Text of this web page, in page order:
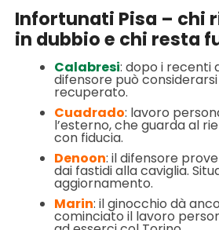
Infortunati Pisa – chi
in dubbio e chi resta
Calabresi: dopo i recenti
difensore può
recuperato.
Cuadrado: lavoro
l’esterno, che guarda al
con fiducia.
Denoon: il difensore
dai fastidi alla caviglia.
aggiornamento.
Marin: il ginocchio dà
cominciato il lavoro